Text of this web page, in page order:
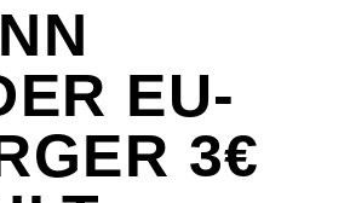
EU-
3€